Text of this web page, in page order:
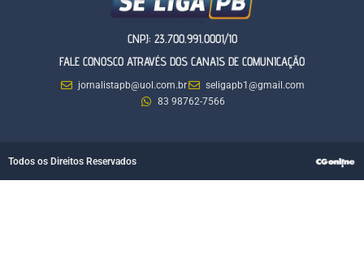
CNPJ: 23.700.991.0001/10
FALE CONOSCO ATRAVÉS DOS CANAIS DE COMUNICAÇÃO
jornalistapb@uol.com.br
seligapb1@gmail.com
83 98762-7566
Todos os Direitos Reservados